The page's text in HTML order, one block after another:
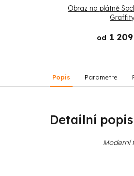
Obraz na plátně
od 1
Popis Parametre
Detailní
Moderní